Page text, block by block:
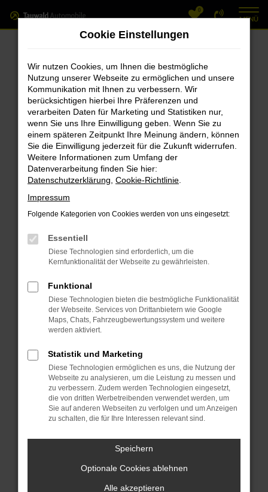
Zum
Hauptinhalt
0
MENÜ
Beim Laden ist ein Fehler aufgetreten.
Hier sind ein paar Tipps, die dir helfen können:
Überprüfe deine Firewall und deine
Internetverbindung.
Laden andere Webseiten, zum Beispiel
deine Suchmaschine?
Prüfe deine Browsererweiterungen.
Manche Erweiterungen, wie Werbeblocker,
können das Laden bestimmter Seiten
anderen Browser oder in einem privaten
Fenster?
Das kann manchmal helfen,
vorübergehende Probleme zu beheben.
Stelle sicher, dass dein Browser und dein
sind.
Veraltete Software birgt nicht nur ein
Sicherheitsrisiko, sondern kann auch dazu
führen, dass bestimmte Funktionen nicht
mehr unterstützt werden.
Wenn du alle oben genannten Schritte
versucht hast, kontaktiere uns bitte. Wir
werden versuchen, das Problem zu
beheben. Du kannst uns diesen Text
Cookie Einstellungen
Wir nutzen Cookies, um Ihnen die bestmögliche
Nutzung unserer Webseite zu ermöglichen und unsere
Kommunikation mit Ihnen zu verbessern. Wir
berücksichtigen hierbei Ihre Präferenzen und
verarbeiten Daten für Marketing und Statistiken nur,
wenn Sie uns Ihre Einwilligung geben. Wenn Sie zu
einem späteren Zeitpunkt Ihre Meinung ändern, können
Sie die Einwilligung jederzeit für die Zukunft widerrufen.
Weitere Informationen zum Umfang der
Datenverarbeitung finden Sie hier:
Datenschutzerklärung Cookie-Richtlinie
Impressum
Folgende Kategorien von Cookies werden von uns eingesetzt:
Essentiell
Diese Technologien sind erforderlich, um die
Kernfunktionalität der Webseite zu gewährleisten.
Funktional
Diese Technologien bieten die bestmögliche Funktionalität
der Webseite. Services von Drittanbietern wie Google
Maps, Chats, Fahrzeugbewertungssystem und weitere
werden aktiviert.
Statistik und Marketing
Diese Technologien ermöglichen es uns, die Nutzung der
Webseite zu analysieren, um die Leistung zu messen und
zu verbessern. Zudem werden Technologien eingesetzt,
die von dritten Werbetreibenden verwendet werden, um
Sie auf anderen Webseiten zu verfolgen und um Anzeigen
zu schalten, die für Ihre Interessen relevant sind.
Speichern
Optionale Cookies ablehnen
Alle akzeptieren